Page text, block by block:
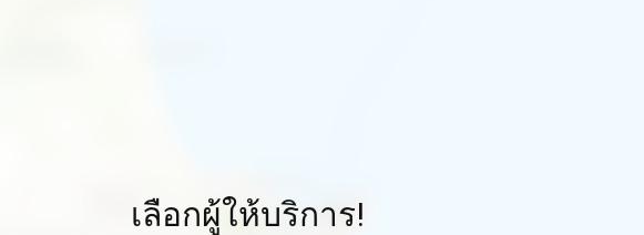
เลือกผู้ให้บริการ!